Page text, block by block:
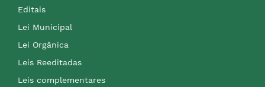
Editais
Lei Municipal
Lei Orgânica
Leis Reeditadas
Leis complementares